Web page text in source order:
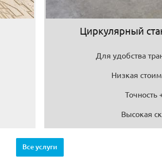
Циркулярный
Для удобства
Низкая
Точность
Высокая
Все услуги